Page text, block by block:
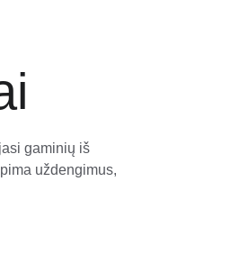
gaminių iš
uždengimus,